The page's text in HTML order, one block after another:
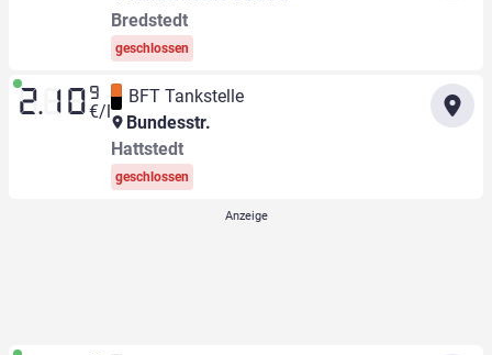
Bredstedt
geschlossen
2.10 9
€/l
BFT Tankstelle
Bundesstr.
Hattstedt
geschlossen